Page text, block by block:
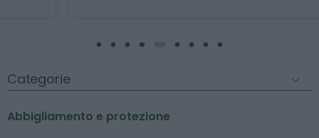
Categorie
Abbigliamento e protezione